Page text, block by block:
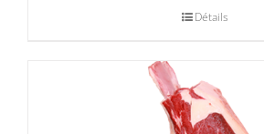
Détails